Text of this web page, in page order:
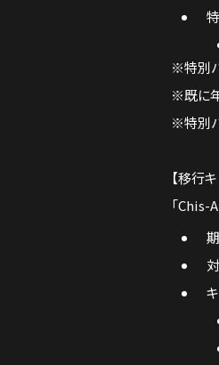
※特別
※既に
※特別
【移行
「Chis-